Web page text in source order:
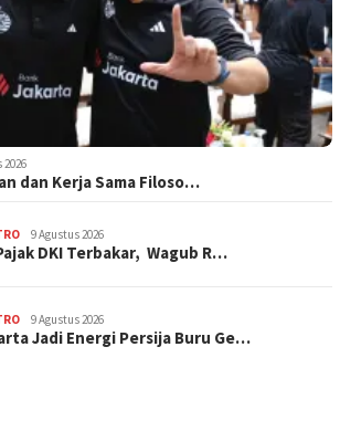
2026
dan Kerja Sama Filoso…
9 Agustus 2026
DKI Terbakar, Wagub R…
9 Agustus 2026
Jadi Energi Persija Buru Ge…